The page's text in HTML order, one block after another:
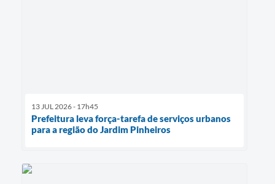
13 JUL 2026 - 17h45
Prefeitura leva força-tarefa de serviços urbanos
para a região do Jardim Pinheiros